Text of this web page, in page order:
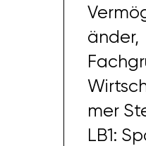
änder,
mer
LB1: